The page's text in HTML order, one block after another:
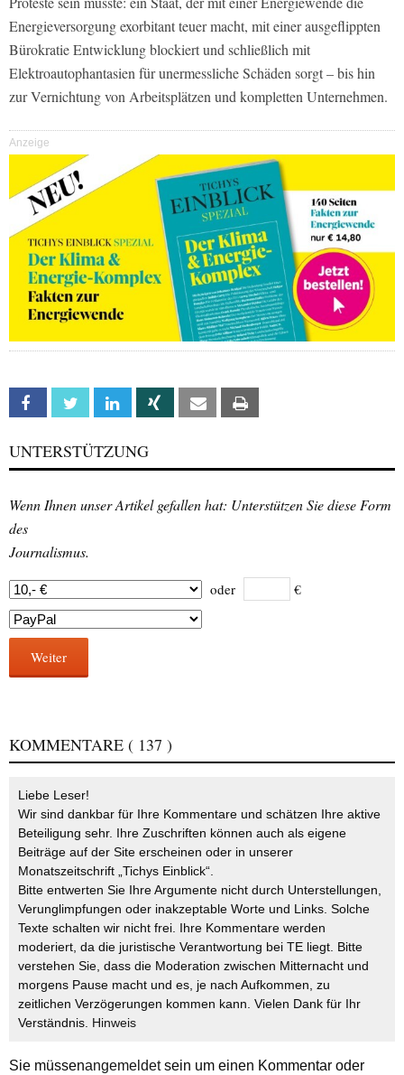
Energieversorgung exorbitant teuer macht, mit einer ausgeflippten
Bürokratie Entwicklung blockiert und schließlich mit
Elektroautophantasien für unermessliche Schäden sorgt – bis hin
zur Vernichtung von Arbeitsplätzen und kompletten Unternehmen.
Anzeige
Facebook Twitter Linkedin Xing Email
UNTERSTÜTZUNG
Wenn Ihnen unser Artikel gefallen hat: Unterstützen Sie diese Form
des
Journalismus.
oder €
Weiter
KOMMENTARE ( 137 )
Liebe Leser!
Wir sind dankbar für Ihre Kommentare und schätzen Ihre aktive
Beteiligung sehr. Ihre Zuschriften können auch als eigene
Beiträge auf der Site erscheinen oder in unserer
Monatszeitschrift „Tichys Einblick“.
Bitte entwerten Sie Ihre Argumente nicht durch Unterstellungen,
Verunglimpfungen oder inakzeptable Worte und Links. Solche
Texte schalten wir nicht frei. Ihre Kommentare werden
moderiert, da die juristische Verantwortung bei TE liegt. Bitte
verstehen Sie, dass die Moderation zwischen Mitternacht und
morgens Pause macht und es, je nach Aufkommen, zu
zeitlichen Verzögerungen kommen kann. Vielen Dank für Ihr
Verständnis. Hinweis
Sie müssenangemeldetsein um einen Kommentar oder